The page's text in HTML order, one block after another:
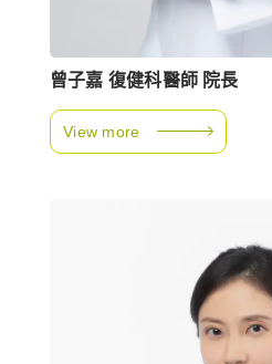
曾子嘉 復健科醫師 院長
View more